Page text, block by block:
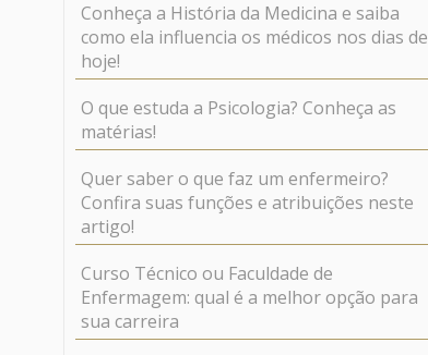
Conheça a História da Medicina e saiba
como ela influencia os médicos nos dias de
hoje!
O que estuda a Psicologia? Conheça as
matérias!
Quer saber o que faz um enfermeiro?
Confira suas funções e atribuições neste
artigo!
Curso Técnico ou Faculdade de
Enfermagem: qual é a melhor opção para
sua carreira